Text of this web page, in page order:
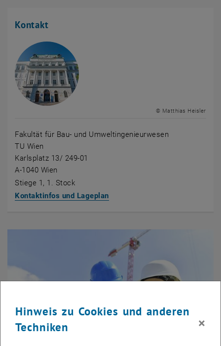
Kontakt
© Matthias Heisler
Fakultät für Bau- und Umweltingenieurwesen
TU Wien
Karlsplatz 13/ 249-01
A-1040 Wien
Stiege 1, 1. Stock
Kontaktinfos und Lageplan
Hinweis zu Cookies und anderen
Techniken
×